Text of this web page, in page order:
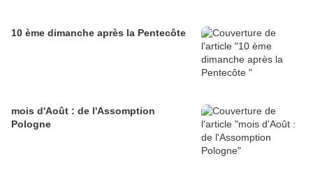
10 ème dimanche après la Pentecôte
mois d'Août : de l'Assomption
Pologne